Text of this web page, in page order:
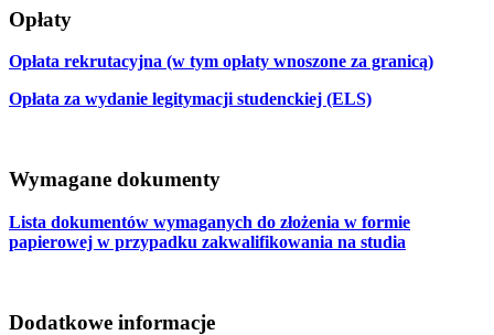
Opłaty
Opłata rekrutacyjna (w tym opłaty wnoszone za granicą)
Opłata za wydanie legitymacji studenckiej (ELS)
Wymagane dokumenty
Lista dokumentów wymaganych do złożenia w formie
papierowej w przypadku zakwalifikowania na studia
Dodatkowe informacje